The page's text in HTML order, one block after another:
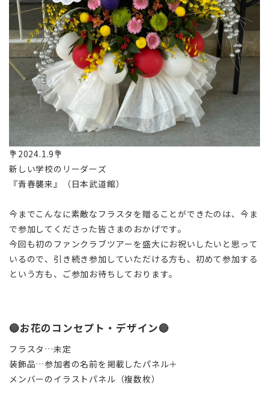
💐2024.1.9💐
新しい学校のリーダーズ
『青春襲来』（日本武道館）
今までこんなに素敵なフラスタを贈ることができたのは、今ま
で参加してくださった皆さまのおかげです。
今回も初のファンクラブツアーを盛大にお祝いしたいと思って
いるので、引き続き参加していただける方も、初めて参加する
という方も、ご参加お待ちしております。
🔵お花のコンセプト・デザイン🔵
フラスタ…未定
装飾品…参加者の名前を掲載したパネル＋
メンバーのイラストパネル（複数枚）